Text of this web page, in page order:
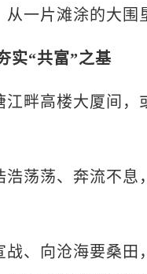
一片滩涂的大
实“共富”之基
高楼大厦间，
荡、奔流不息
向沧海要桑田